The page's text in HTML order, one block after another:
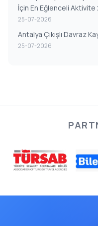
İçin En Eğlenceli
25-07-2026
Antalya Çıkışlı Davraz
25-07-2026